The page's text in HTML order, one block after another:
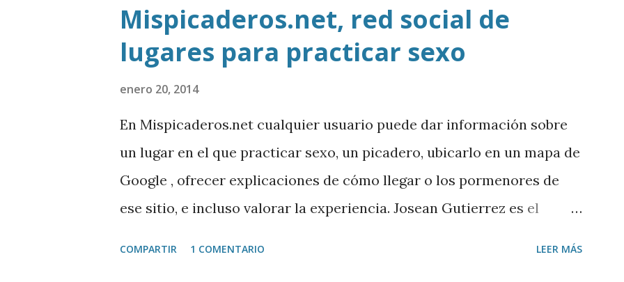
Mispicaderos.net, red social de
lugares para practicar sexo
enero 20, 2014
En Mispicaderos.net cualquier usuario puede dar información sobre
un lugar en el que practicar sexo, un picadero, ubicarlo en un mapa de
Google , ofrecer explicaciones de cómo llegar o los pormenores de
ese sitio, e incluso valorar la experiencia. Josean Gutierrez es el
COMPARTIR 1 COMENTARIO LEER MÁS